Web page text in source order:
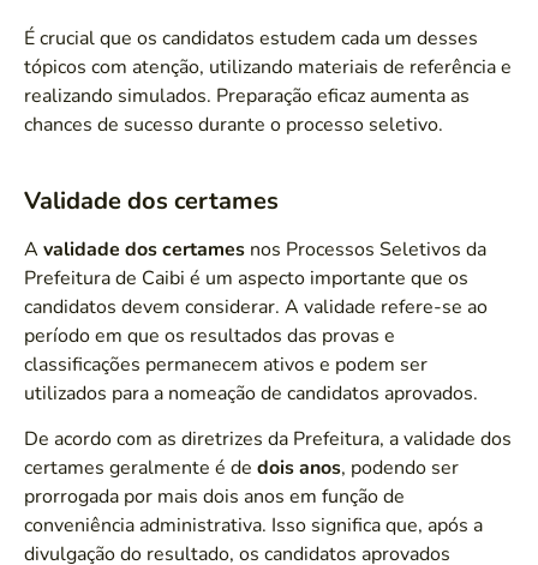
É crucial que os candidatos estudem cada um desses
tópicos com atenção, utilizando materiais de referência e
realizando simulados. Preparação eficaz aumenta as
chances de sucesso durante o processo seletivo.
Validade dos certames
A validade dos certames nos Processos Seletivos da
Prefeitura de Caibi é um aspecto importante que os
candidatos devem considerar. A validade refere-se ao
período em que os resultados das provas e
classificações permanecem ativos e podem ser
utilizados para a nomeação de candidatos aprovados.
De acordo com as diretrizes da Prefeitura, a validade dos
certames geralmente é de dois anos, podendo ser
prorrogada por mais dois anos em função de
conveniência administrativa. Isso significa que, após a
divulgação do resultado, os candidatos aprovados